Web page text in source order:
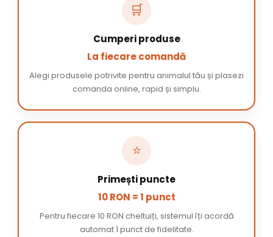
🛒
Cumperi produse
La fiecare comandă
Alegi produsele potrivite pentru animalul tău și plasezi
comanda online, rapid și simplu.
⭐
Primești puncte
10 RON = 1 punct
Pentru fiecare 10 RON cheltuiți, sistemul îți acordă
automat 1 punct de fidelitate.